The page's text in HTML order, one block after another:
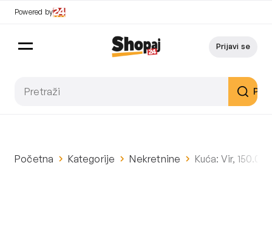
Powered by
Prijavi se
Početna Kategorije Nekretnine Kuća: Vir, 150.00